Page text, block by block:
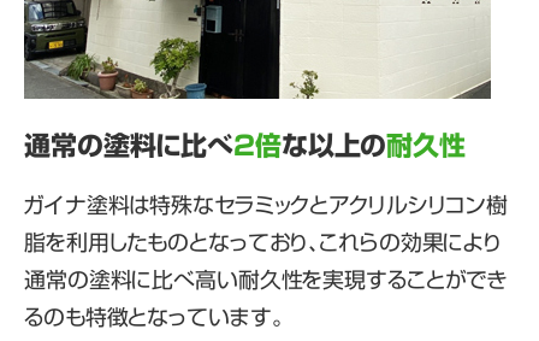
通常の塗料に比べ2倍な以上の耐久性
ガイナ塗料は特殊なセラミックとアクリルシリコン樹
脂を利用したものとなっており、これらの効果により
通常の塗料に比べ高い耐久性を実現することができ
るのも特徴となっています。